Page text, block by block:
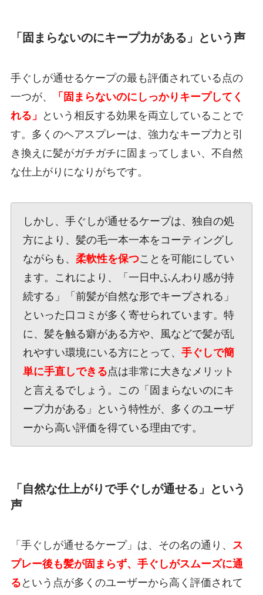
「固まらないのにキープ力がある」という声
手ぐしが通せるケープの最も評価されている点の
一つが、
「固まらないのにしっかりキープしてく
れる」
という相反する効果を両立していることで
す。多くのヘアスプレーは、強力なキープ力と引
き換えに髪がガチガチに固まってしまい、不自然
な仕上がりになりがちです。
しかし、手ぐしが通せるケープは、独自の処
方により、髪の毛一本一本をコーティングし
ながらも、 柔軟性を保つことを可能にしてい
ます。これにより、「一日中ふんわり感が持
続する」「前髪が自然な形でキープされる」
といった口コミが多く寄せられています。特
に、髪を触る癖がある方や、風などで髪が乱
れやすい環境にいる方にとって、 手ぐしで簡
単に手直しできる点は非常に大きなメリット
と言えるでしょう。この「固まらないのにキ
ープ力がある」という特性が、多くのユーザ
ーから高い評価を得ている理由です。
「自然な仕上がりで手ぐしが通せる」という
声
「手ぐしが通せるケープ」は、その名の通り、 ス
プレー後も髪が固まらず、手ぐしがスムーズに通
る という点が多くのユーザーから高く評価されて